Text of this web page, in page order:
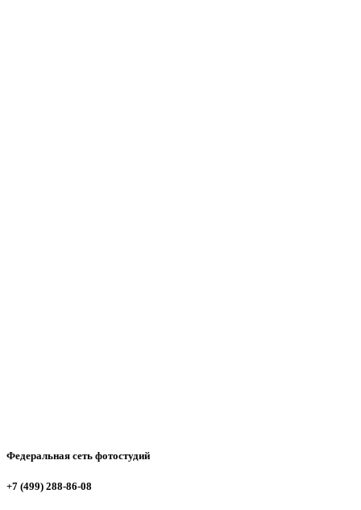
Федеральная сеть фотостудий
+7 (499) 288-86-08